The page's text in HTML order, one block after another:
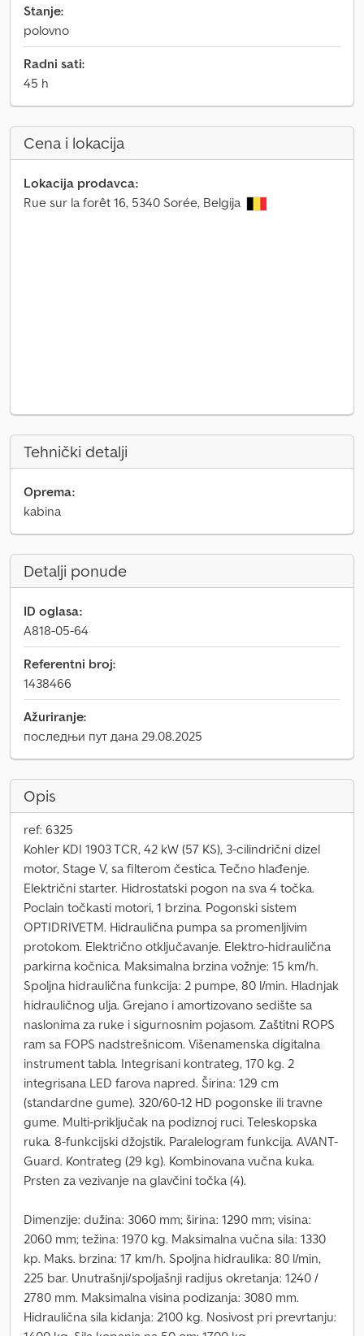
Stanje:
polovno
Radni sati:
45 h
Cena i lokacija
Lokacija prodavca:
Rue sur la forêt 16, 5340 Sorée, Belgija
Tehnički detalji
Oprema:
kabina
Detalji ponude
ID oglasa:
A818-05-64
Referentni broj:
1438466
Ažuriranje:
последњи пут дана 29.08.2025
Opis
ref: 6325
Kohler KDI 1903 TCR, 42 kW (57 KS), 3-cilindrični dizel
motor, Stage V, sa filterom čestica. Tečno hlađenje.
Električni starter. Hidrostatski pogon na sva 4 točka.
Poclain točkasti motori, 1 brzina. Pogonski sistem
OPTIDRIVETM. Hidraulična pumpa sa promenljivim
protokom. Električno otključavanje. Elektro-hidraulična
parkirna kočnica. Maksimalna brzina vožnje: 15 km/h.
Spoljna hidraulična funkcija: 2 pumpe, 80 l/min. Hladnjak
hidrauličnog ulja. Grejano i amortizovano sedište sa
naslonima za ruke i sigurnosnim pojasom. Zaštitni ROPS
ram sa FOPS nadstrešnicom. Višenamenska digitalna
instrument tabla. Integrisani kontrateg, 170 kg. 2
integrisana LED farova napred. Širina: 129 cm
(standardne gume). 320/60-12 HD pogonske ili travne
gume. Multi-priključak na podiznoj ruci. Teleskopska
ruka. 8-funkcijski džojstik. Paralelogram funkcija. AVANT-
Guard. Kontrateg (29 kg). Kombinovana vučna kuka.
Prsten za vezivanje na glavčini točka (4).
Dimenzije: dužina: 3060 mm; širina: 1290 mm; visina:
2060 mm; težina: 1970 kg. Maksimalna vučna sila: 1330
kp. Maks. brzina: 17 km/h. Spoljna hidraulika: 80 l/min,
225 bar. Unutrašnji/spoljašnji radijus okretanja: 1240 /
2780 mm. Maksimalna visina podizanja: 3080 mm.
Hidraulična sila kidanja: 2100 kg. Nosivost pri prevrtanju: